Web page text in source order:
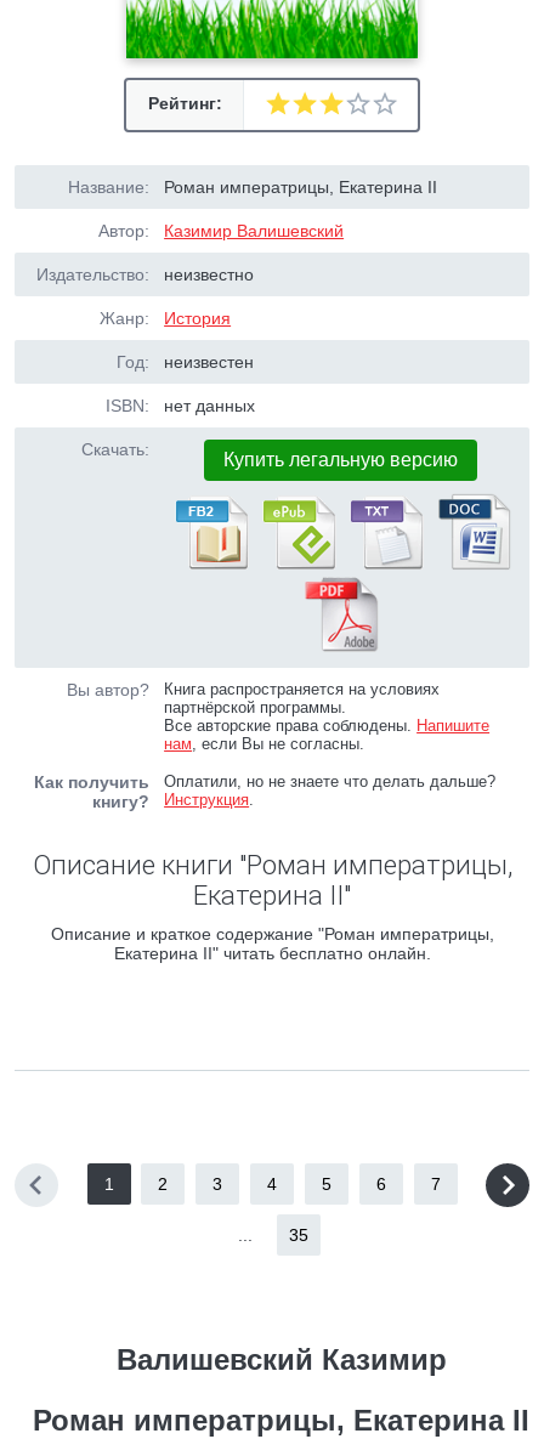
Рейтинг:
Название: Роман императрицы, Екатерина II
Автор: Казимир Валишевский
Издательство: неизвестно
Жанр: История
Год: неизвестен
ISBN: нет данных
Скачать: Купить легальную версию
Вы автор?
Книга распространяется на условиях
партнёрской программы.
Все авторские права соблюдены. Напишите
нам, если Вы не согласны.
Как получить
книгу?
Оплатили, но не знаете что делать дальше?
Инструкция.
Описание книги "Роман императрицы,
Екатерина II"
Описание и краткое содержание "Роман императрицы,
Екатерина II" читать бесплатно онлайн.
1 2 3 4 5 6 7
35
Валишевский Казимир
Роман императрицы, Екатерина II